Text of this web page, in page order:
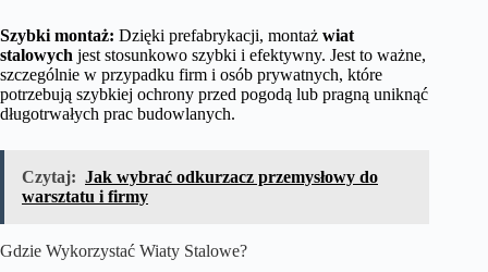
Szybki montaż: Dzięki prefabrykacji, montaż wiat
stalowych jest stosunkowo szybki i efektywny. Jest to ważne,
szczególnie w przypadku firm i osób prywatnych, które
potrzebują szybkiej ochrony przed pogodą lub pragną uniknąć
długotrwałych prac budowlanych.
Czytaj: Jak wybrać odkurzacz przemysłowy do
warsztatu i firmy
Gdzie Wykorzystać Wiaty Stalowe?